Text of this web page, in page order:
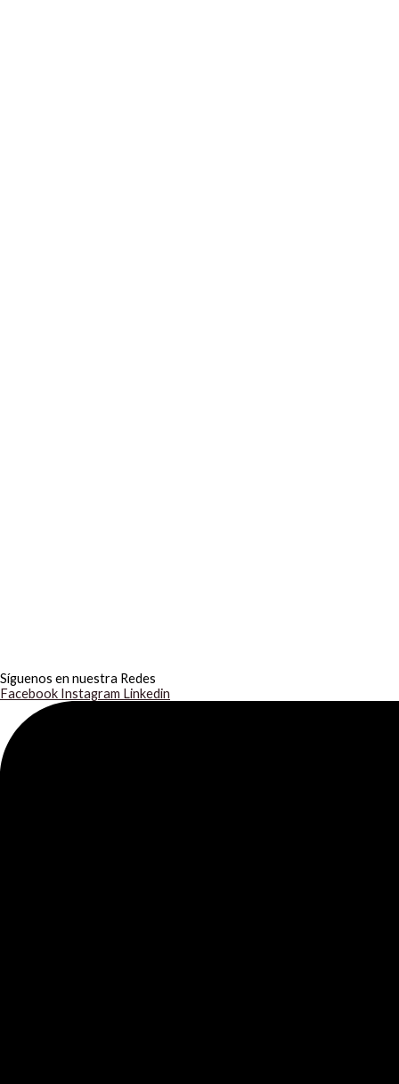
Síguenos en nuestra Redes
Facebook Instagram Linkedin